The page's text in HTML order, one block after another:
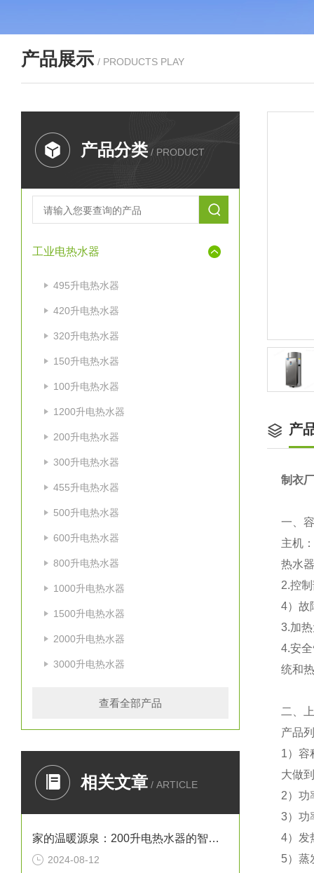
产品展示 / PRODUCTS PLAY
产品分类 / PRODUCT
工业电热水器
495升电热水器
420升电热水器
320升电热水器
150升电热水器
100升电热水器
1200升电热水器
200升电热水器
300升电热水器
455升电热水器
500升电热水器
600升电热水器
800升电热水器
1000升电热水器
1500升电热水器
2000升电热水器
3000升电热水器
查看全部产品
相关文章 / ARTICLE
家的温暖源泉：200升电热水器的智慧生活艺术
2024-08-12
产
制衣
一、
主机
热水
2.控
4）故
3.加
4.安
统和
二、
产品
1）容
大做到
2） 功
3） 功
4） 发
5） 蒸